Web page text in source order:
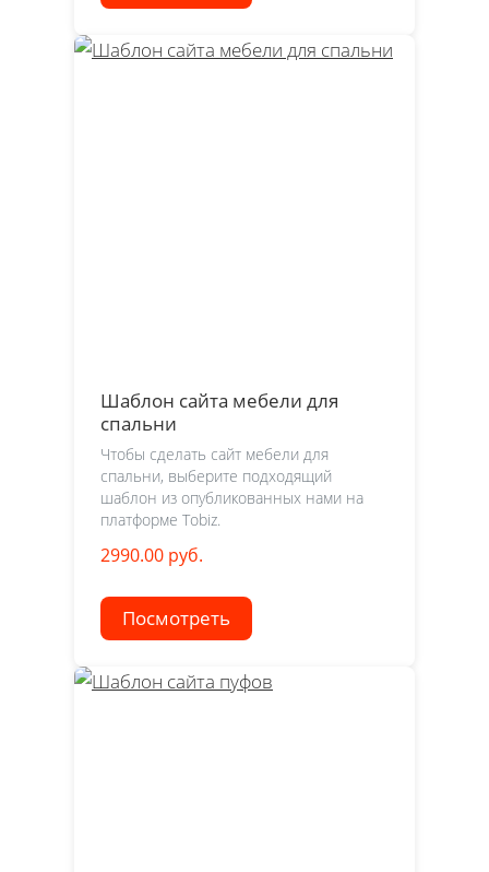
Шаблон сайта мебели для
спальни
Чтобы сделать сайт мебели для
спальни, выберите подходящий
шаблон из опубликованных нами на
платформе Tobiz.
2990.00 руб.
Посмотреть